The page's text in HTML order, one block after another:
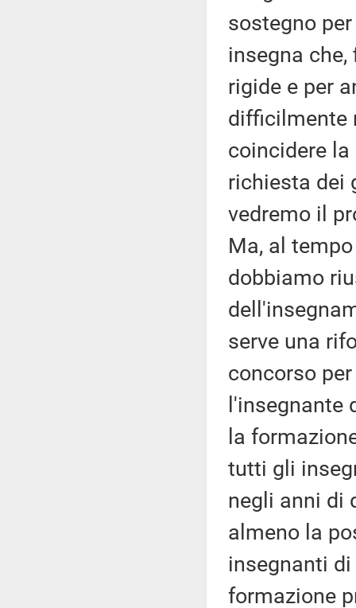
sostegno
insegna
rigide e per
difficilmente
coincidere
richiesta dei
vedremo il
Ma, al
dobbiamo
serve una
concorso
l'insegnante
la
tutti gli
negli anni di
almeno la
insegnanti
formazione